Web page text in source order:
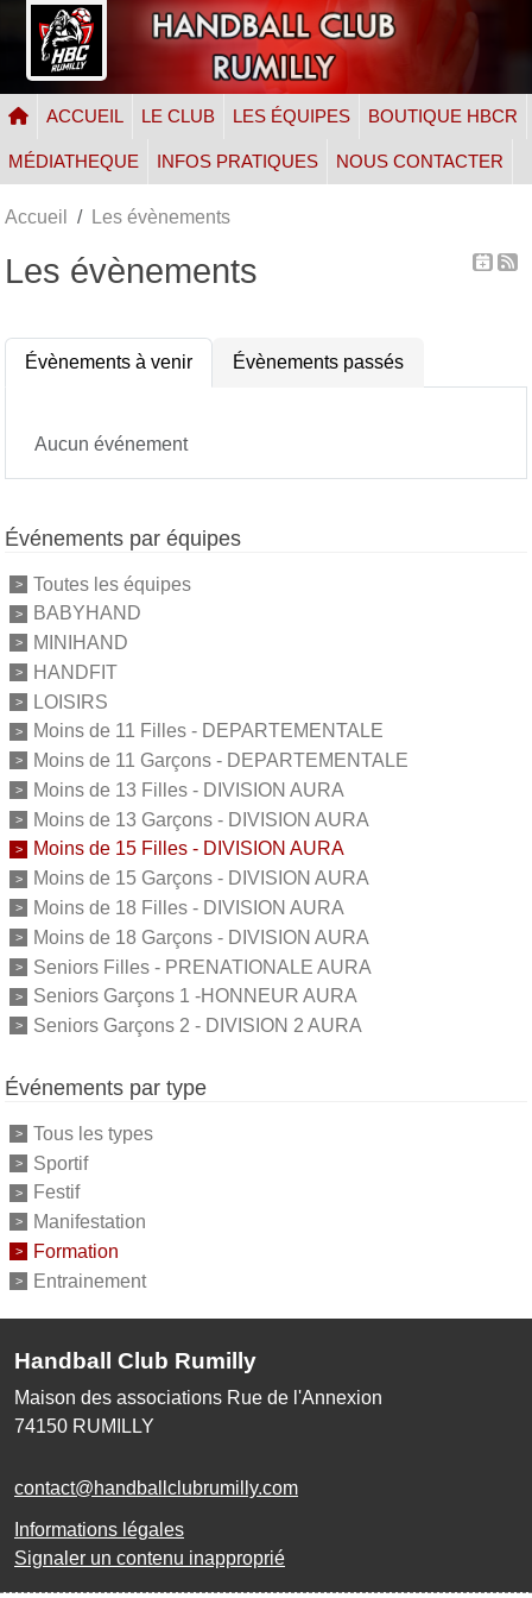
ACCUEIL LE CLUB LES ÉQUIPES BOUTIQUE HBCR
MÉDIATHEQUE INFOS PRATIQUES NOUS CONTACTER
Accueil Les évènements
Les évènements
Évènements à venir Évènements passés
Aucun événement
Événements par équipes
Toutes les équipes
BABYHAND
MINIHAND
HANDFIT
LOISIRS
Moins de 11 Filles - DEPARTEMENTALE
Moins de 11 Garçons - DEPARTEMENTALE
Moins de 13 Filles - DIVISION AURA
Moins de 13 Garçons - DIVISION AURA
Moins de 15 Filles - DIVISION AURA
Moins de 15 Garçons - DIVISION AURA
Moins de 18 Filles - DIVISION AURA
Moins de 18 Garçons - DIVISION AURA
Seniors Filles - PRENATIONALE AURA
Seniors Garçons 1 -HONNEUR AURA
Seniors Garçons 2 - DIVISION 2 AURA
Événements par type
Tous les types
Sportif
Festif
Manifestation
Formation
Entrainement
Handball Club Rumilly
Maison des associations Rue de l'Annexion
74150 RUMILLY
contact@handballclubrumilly.com
Informations légales
Signaler un contenu inapproprié
Panneau de gestion des cookies